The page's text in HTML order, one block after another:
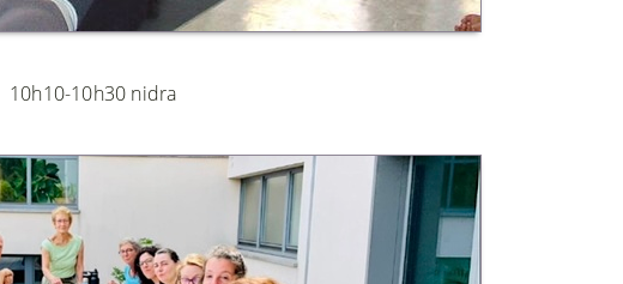
10h10-10h30 nidra